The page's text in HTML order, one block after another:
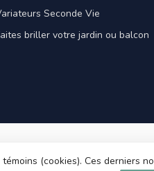
Seconde Vie
briller votre jardin ou balcon
(cookies). Ces